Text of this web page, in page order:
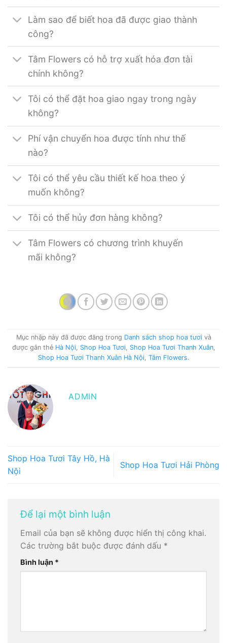
Làm sao để biết hoa đã được giao thành
công?
Tâm Flowers có hỗ trợ xuất hóa đơn tài
chính không?
Tôi có thể đặt hoa giao ngay trong ngày
không?
Phí vận chuyển hoa được tính như thế
nào?
Tôi có thể yêu cầu thiết kế hoa theo ý
muốn không?
Tôi có thể hủy đơn hàng không?
Tâm Flowers có chương trình khuyến
mãi không?
Mục nhập này đã được đăng trong Danh sách shop hoa tươivà
được gắn thẻ Hà Nội, Shop Hoa Tươi, Shop Hoa Tươi Thanh Xuân,
Shop Hoa Tươi Thanh Xuân Hà Nội, Tâm Flowers.
ADMIN
Shop Hoa Tươi Tây Hồ, Hà
Nội
Shop Hoa Tươi Hải Phòng
Để lại một bình luận
Email của bạn sẽ không được hiển thị công khai.
Các trường bắt buộc được đánh dấu *
Bình luận *